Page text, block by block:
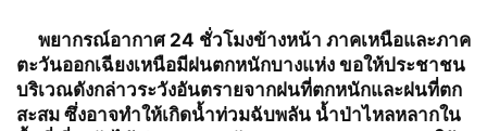
พยากรณ์อากาศ 24 ชั่วโมงข้างหน้า ภาคเหนือและภาค
ตะวันออกเฉียงเหนือมีฝนตกหนักบางแห่ง ขอให้ประชาชน
บริเวณดังกล่าวระวังอันตรายจากฝนที่ตกหนักและฝนที่ตก
สะสม ซึ่งอาจทำให้เกิดน้ำท่วมฉับพลัน น้ำป่าไหลหลากใน